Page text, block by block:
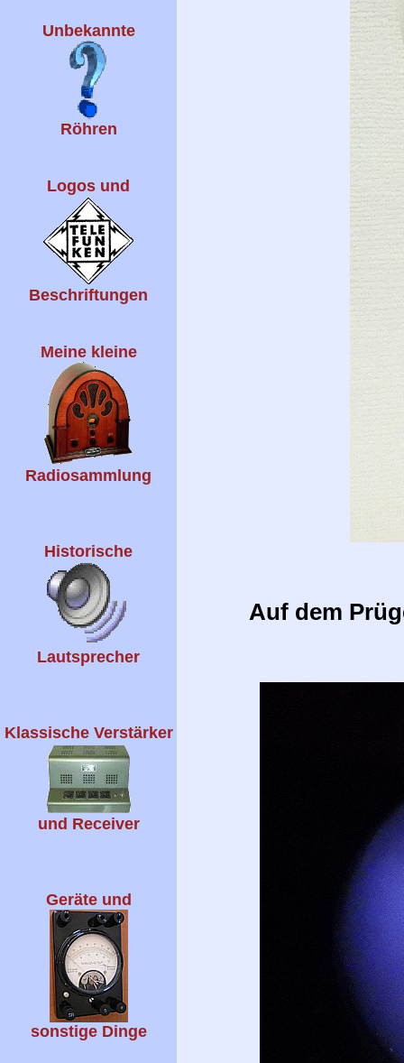
Unbekannte
Röhren
Logos und
Beschriftungen
Meine kleine
Radiosammlung
Historische
Lautsprecher
Klassische Verstärker
und Receiver
Geräte und
sonstige Dinge
Auf dem